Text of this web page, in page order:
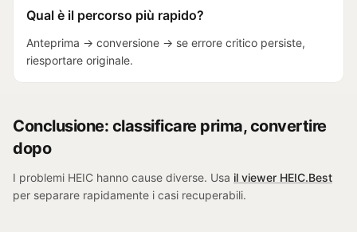
Qual è il percorso più rapido?
Anteprima -> conversione -> se errore critico persiste,
riesportare originale.
Conclusione: classificare prima, convertire
dopo
I problemi HEIC hanno cause diverse. Usa il viewer HEIC.Best
per separare rapidamente i casi recuperabili.